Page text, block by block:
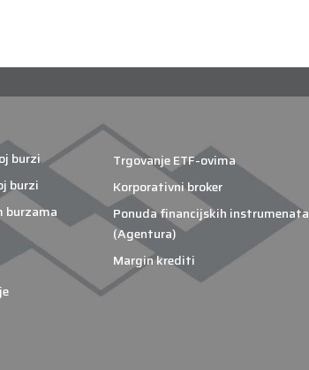
burzi
burzi
burzama
Trgovanje ETF-ovima
Korporativni broker
Ponuda financijskih instrumenata
(Agentura)
Margin krediti